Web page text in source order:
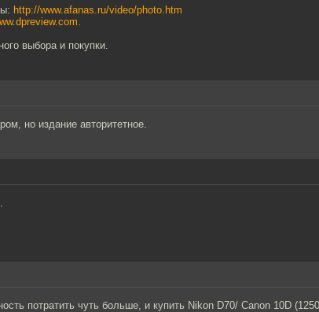
http://www.afanas.ru/video/photo.htm
выбора и покупки.
но издание авторитетное.
потратить чуть больше, и купить Nikon D70/ Canon 10D (1250